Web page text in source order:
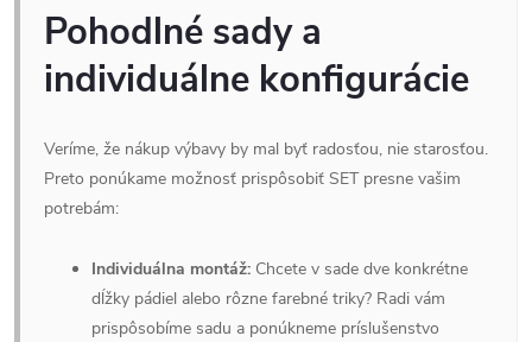
Pohodlné sady a
individuálne konfigurácie
Veríme, že nákup výbavy by mal byť radosťou, nie starosťou.
Preto ponúkame možnosť prispôsobiť SET presne vašim
potrebám:
Individuálna montáž: Chcete v sade dve konkrétne
dĺžky pádiel alebo rôzne farebné triky? Radi vám
prispôsobíme sadu a ponúkneme príslušenstvo